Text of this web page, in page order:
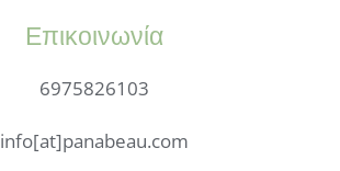
Επικοινωνία
6975826103
info[at]panabeau.com